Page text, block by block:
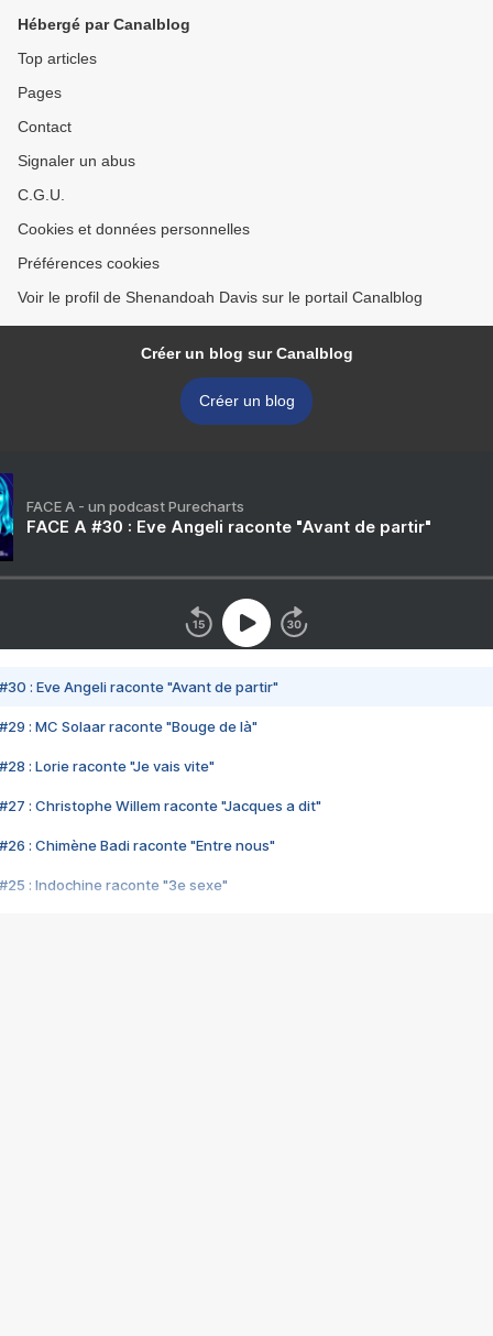
Hébergé par Canalblog
Top articles
Pages
Contact
Signaler un abus
C.G.U.
Cookies et données personnelles
Préférences cookies
Voir le profil de Shenandoah Davis sur le portail Canalblog
Créer un blog sur Canalblog
Créer un blog
FACE A - un podcast Purecharts
FACE A #30 : Eve Angeli raconte "Avant de partir"
#30 : Eve Angeli raconte "Avant de partir"
#29 : MC Solaar raconte "Bouge de là"
#28 : Lorie raconte "Je vais vite"
#27 : Christophe Willem raconte "Jacques a dit"
#26 : Chimène Badi raconte "Entre nous"
#25 : Indochine raconte "3e sexe"